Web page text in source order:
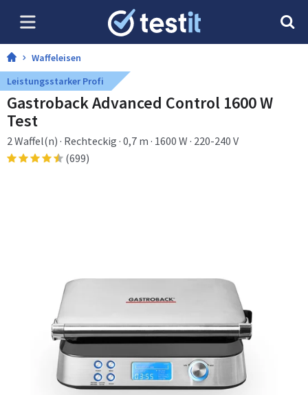
Waffeleisen
Leistungsstarker Profi
Gastroback Advanced Control 1600 W
Test
2 Waffel(n) · Rechteckig · 0,7 m · 1600 W · 220-240 V
(699)